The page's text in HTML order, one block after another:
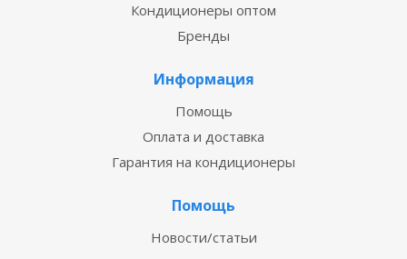
Кондиционеры оптом
Бренды
Информация
Помощь
Оплата и доставка
Гарантия на кондиционеры
Помощь
Новости/статьи